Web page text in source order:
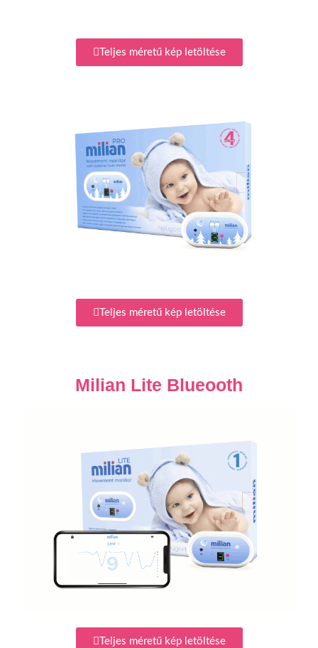
Teljes méretű kép letöltése
Teljes méretű kép letöltése
Milian Lite Blueooth
Teljes méretű kép letöltése